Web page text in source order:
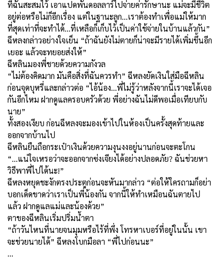
ที่ฉันสะสมไว้ เอาแปดพันดอลลาร์ไปจ่ายค่ารักษานะ แม่จะมีชีวิต
อยู่ต่อหรือไม่ก็อีกเรื่อง แต่ในฐานะลูก...เราต้องทำเพื่อแม่ให้มาก
ที่สุดเท่าที่จะทำได้...ที่เหลือก็เก็บไว้เป็นค่าใช้จ่ายในบ้านแล้วกัน”
ฉีหลงกล่าวอย่างใจเย็น “ถ้าฉันยังไม่ตายก็น่าจะมีรายได้เพิ่มขึ้นอีก
เยอะ แล้วจะทยอยส่งให้”
ฉีหลินมองพี่ชายด้วยความกังวล
“ไม่ต้องคิดมาก มันคือสิ่งที่ฉันควรทำ” ฉีหลงยัดเงินใส่มือฉีหลิน
ก่อนจุดบุหรี่และกล่าวต่อ “ไอ้น้อง...พี่ไม่รู้ว่าหลังจากนี้เราจะได้เจอ
กันอีกไหม ฝากดูแลครอบครัวด้วย พี่อย่างฉันไม่ดีพอเมื่อเทียบกับ
นาย”
ทั้งสองเงียบ ก่อนฉีหลงจะมองเข้าไปในห้องเป็นครั้งสุดท้ายและ
ออกจากบ้านไป
ฉีหลินยืนถือกระเป๋าเงินด้วยความงุนงงอยู่นานก่อนจะตะโกน
“...แน่ใจเหรอว่าจะออกจากซ่งเจียงได้อย่างปลอดภัย? ฉันช่วยหา
วิธีพาพี่ไปได้นะ!”
ฉีหลงหยุดชะงักตรงประตูก่อนจะหันมากล่าว “ต่อให้ใครถามก็อย่า
บอกเด็ดขาดว่าเราเป็นพี่น้องกัน จากนี้ให้ทำเหมือนฉันตายไป
แล้ว ฝากดูแลแม่และน้องด้วย”
ตาของฉีหลินเริ่มปริ่มน้ำตา
“ถ้าวันไหนที่นายจนมุมหรือไร้ที่พึ่ง โทรหาเบอร์ที่อยู่ในนั้น เขา
จะช่วยนายได้” ฉีหลงโบกมือลา “พี่ไปก่อนนะ”
…